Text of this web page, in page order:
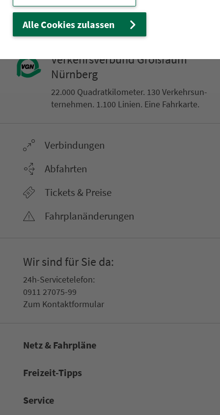
Ver­kehrs­ver­bund Groß­raum
Nürn­berg
22.000 Qua­drat­ki­lo­me­ter. 130 Ver­kehrs­un­
ter­neh­men. 1.100 Linien. Eine Fahr­kar­te.
Ver­bin­dungen
Abfahrten
Tickets & Preise
Fahr­plan­ände­rungen
Wir sind für Sie da:
24h-Ser­vice­te­le­fon:
0911 27075-99
Zum Kon­taktformular
Netz & Fahrpläne
Frei­zeit-Tipps
Service
Alle Cookies zulassen